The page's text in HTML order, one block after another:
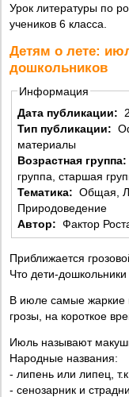
Урок литературы по
учеников 6 класса.
Детям о лете:
дошкольников
Информация
Дата публикации:
Тип публикации: Оформление, Статья, Обучающие
материалы
Возрастная группа:
группа, старшая
Тематика: Общая, Литература, Окружающий мир,
Природоведение
Автор: Фактор
Приближается
Что дети-
В июле самые жаркие
грозы, на короткое
Июль называют
Народные названия:
- липень или липец,
- сенозарник и